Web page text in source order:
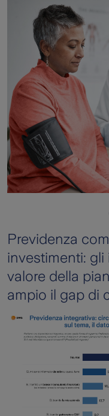
Previdenza
investimenti: gli
valore della
ampio il gap di